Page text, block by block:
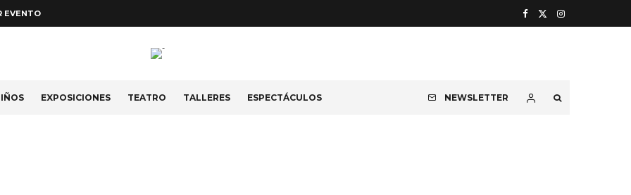
EVENTO
EXPOSICIONES TEATRO TALLERES ESPECTÁCULOS NEWSLETTER